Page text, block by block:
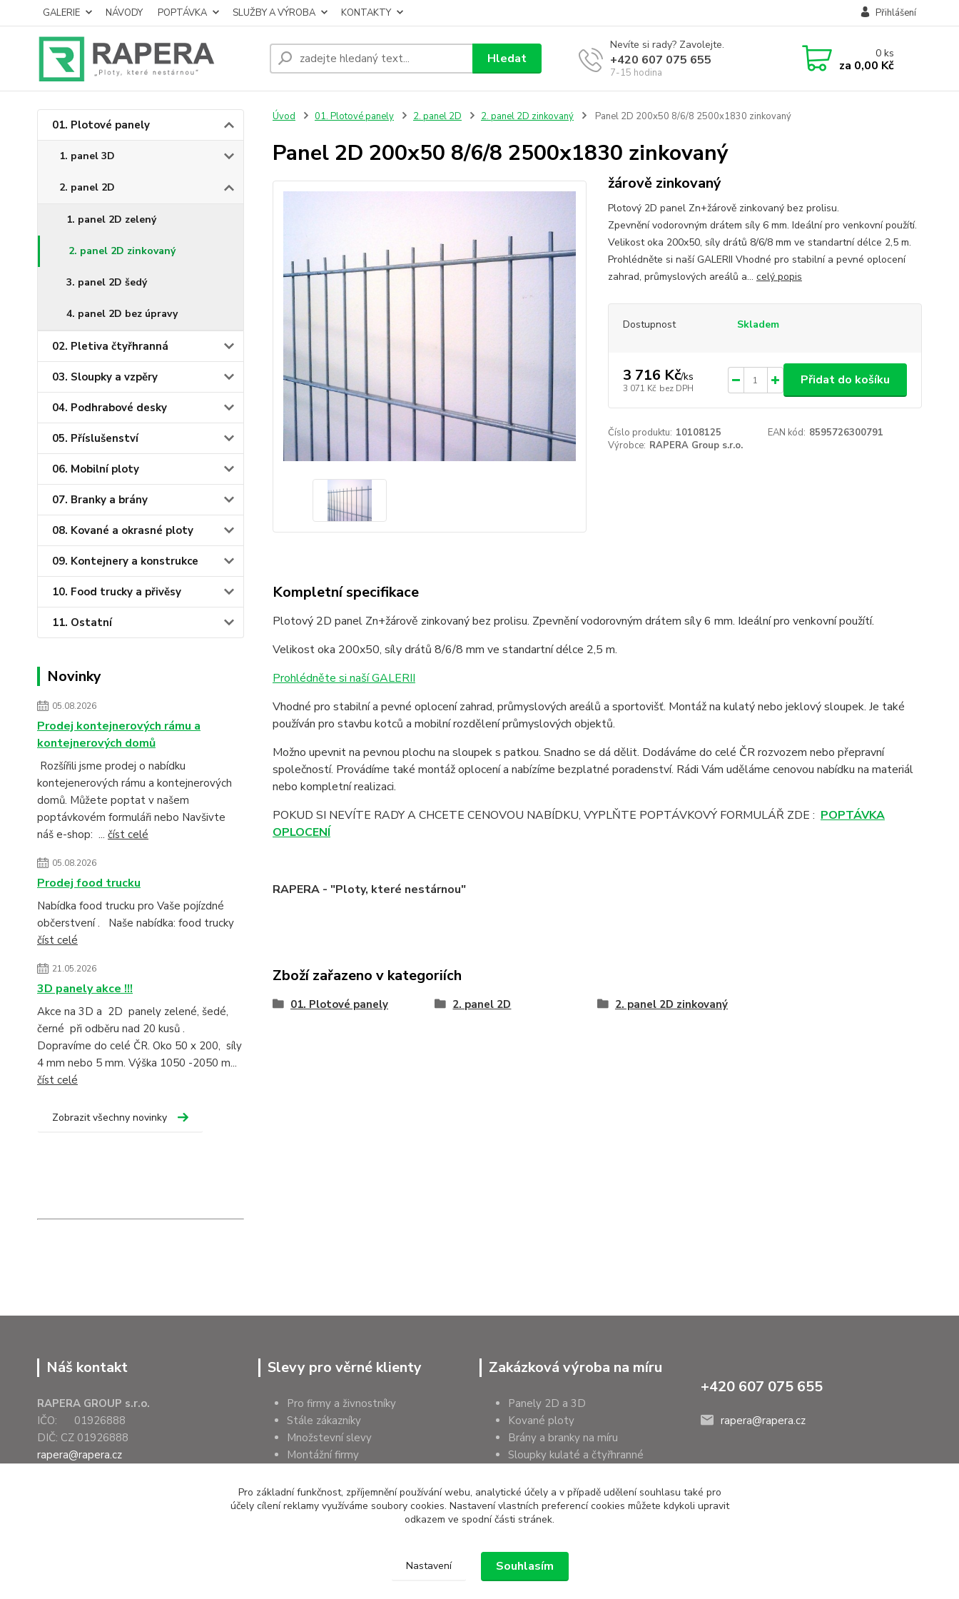
GALERIE NÁVODY POPTÁVKA SLUŽBY A VÝROBA KONTAKTY Přihlášení
Hledat
Nevíte si rady? Zavolejte.
+420 607 075 655
7-15 hodina
0ks
za 0,00 Kč
01. Plotové panely
1. panel 3D
2. panel 2D
1. panel 2D zelený
2. panel 2D zinkovaný
3. panel 2D šedý
4. panel 2D bez úpravy
02. Pletiva čtyřhranná
03. Sloupky a vzpěry
04. Podhrabové desky
05. Příslušenství
06. Mobilní ploty
07. Branky a brány
08. Kované a okrasné ploty
09. Kontejnery a konstrukce
10. Food trucky a přivěsy
11. Ostatní
Novinky
05.08.2026
Prodej kontejnerových rámu a
kontejnerových domů
Rozšířili jsme prodej o nabídku
kontejenerových rámu a kontejnerových
domů. Můžete poptat v našem
poptávkovém formuláři nebo Navšivte
náš e-shop: ... číst celé
05.08.2026
Prodej food trucku
Nabídka food trucku pro Vaše pojízdné
občerstvení . Naše nabídka: food trucky
číst celé
21.05.2026
3D panely akce !!!
Akce na 3D a 2D panely zelené, šedé,
černé při odběru nad 20 kusů .
Dopravíme do celé ČR. Oko 50 x 200, síly
4 mm nebo 5 mm. Výška 1050 -2050 m...
číst celé
Zobrazit všechny novinky
Úvod 01. Plotové panely 2. panel 2D 2. panel 2D zinkovaný Panel 2D 200x50 8/6/8 2500x1830 zinkovaný
Panel 2D 200x50 8/6/8 2500x1830 zinkovaný
žárově zinkovaný
Plotový 2D panel Zn+žárově zinkovaný bez prolisu.
Zpevnění vodorovným drátem síly 6 mm. Ideální pro venkovní použítí.
Velikost oka 200x50, síly drátů 8/6/8 mm ve standartní délce 2,5 m.
Prohlédněte si naší GALERII Vhodné pro stabilní a pevné oplocení
zahrad, průmyslových areálů a... celý popis
Dostupnost Skladem
3 716 Kč/ks
3 071 Kč bez DPH
Přidat do košíku
Číslo produktu: 10108125 EAN kód: 8595726300791
Výrobce: RAPERA Group s.r.o.
Kompletní specifikace
Plotový 2D panel Zn+žárově zinkovaný bez prolisu. Zpevnění vodorovným drátem síly 6 mm. Ideální pro venkovní použítí.
Velikost oka 200x50, síly drátů 8/6/8 mm ve standartní délce 2,5 m.
Prohlédněte si naší GALERII
Vhodné pro stabilní a pevné oplocení zahrad, průmyslových areálů a sportovišť. Montáž na kulatý nebo jeklový sloupek. Je také
používán pro stavbu kotců a mobilní rozdělení průmyslových objektů.
Možno upevnit na pevnou plochu na sloupek s patkou. Snadno se dá dělit. Dodáváme do celé ČR rozvozem nebo přepravní
společností. Provádíme také montáž oplocení a nabízíme bezplatné poradenství. Rádi Vám uděláme cenovou nabídku na materiál
nebo kompletní realizaci.
POKUD SI NEVÍTE RADY A CHCETE CENOVOU NABÍDKU, VYPLŇTE POPTÁVKOVÝ FORMULÁŘ ZDE : POPTÁVKA
OPLOCENÍ
RAPERA - "Ploty, které nestárnou"
Zboží zařazeno v kategoriích
01. Plotové panely 2. panel 2D 2. panel 2D zinkovaný
Náš kontakt
RAPERA GROUP s.r.o.
IČO: 01926888
DIČ: CZ 01926888
rapera@rapera.cz
Slevy pro věrné klienty
Pro firmy a živnostníky
Stále zákazníky
Množstevní slevy
Montážní firmy
Zakázková výroba na míru
Panely 2D a 3D
Kované ploty
Brány a branky na míru
Sloupky kulaté a čtyřhranné
+420 607 075 655
rapera@rapera.cz
Pro základní funkčnost, zpříjemnění používání webu, analytické účely a v případě udělení souhlasu také pro
účely cílení reklamy využíváme soubory cookies. Nastavení vlastních preferencí cookies můžete kdykoli upravit
odkazem ve spodní části stránek.
Nastavení Souhlasím